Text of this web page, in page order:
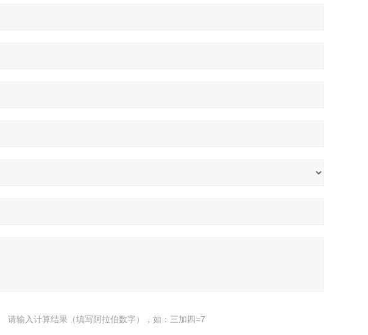
请输入计算结果（填写阿拉伯数字），如：三加四=7